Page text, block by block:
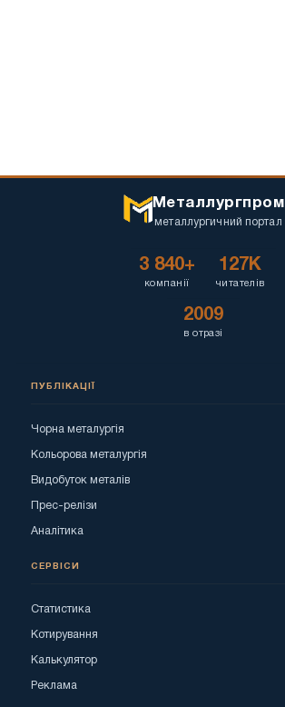
Металлургпром
металлургичний портал
3 840+
компанії
127K
читателів
2009
в отразі
ПУБЛІКАЦІЇ
Чорна металургія
Кольорова металургія
Видобуток металів
Прес-релізи
Аналітика
СЕРВІСИ
Статистика
Котирування
Калькулятор
Реклама